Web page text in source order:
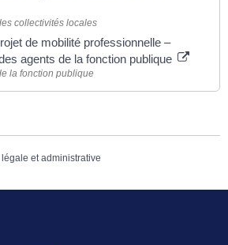
collectivités locales
de mobilité professionnelle –
agents de la fonction publique
la fonction publique
et administrative